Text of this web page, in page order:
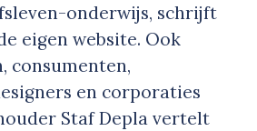
onderwijs, schrijft
eigen website. Ook
consumenten,
en corporaties
Staf Depla vertelt